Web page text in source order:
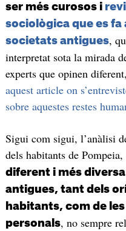
ser més curosos i
sociològica que es
societats antigues,
interpretat sota la mirada
experts que opinen
aquest article on
sobre aquestes restes
Sigui com sigui, l’anàlisi
dels habitants de Pompeia,
diferent i més
antigues, tant dels
habitants, com de
personals, no sempre